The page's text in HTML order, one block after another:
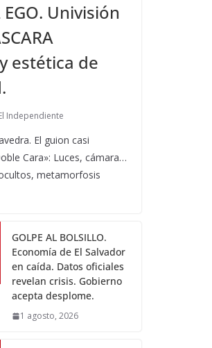
EGO. Univisión
estética de
Independiente
El guion casi
Cara»: Luces, cámara…
metamorfosis
GOLPE AL BOLSILLO.
Economía de El Salvador
en caída. Datos oficiales
revelan crisis. Gobierno
acepta desplome.
1 agosto, 2026